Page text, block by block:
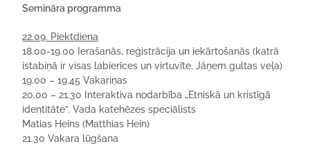
Semināra programma
22.09. Piektdiena
18.00-19.00 Ierašanās, reģistrācija un iekārtošanās (katrā
istabiņā ir visas labierīces un virtuvīte. Jāņem gultas veļa)
19.00 – 19.45 Vakariņas
20.00 – 21.30
Interaktiva nodarbība „Etniskā un kristīgā
identitāte”. Vada katehēzes speciālists
Matias Heins (Matthias Hein)
21.30 Vakara lūgšana